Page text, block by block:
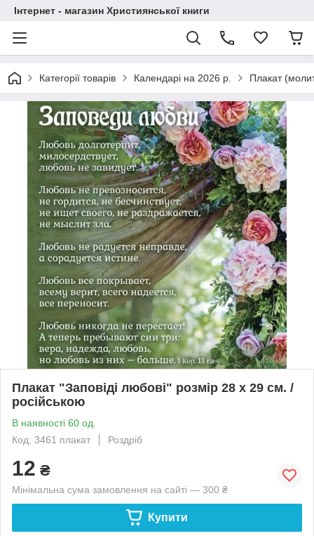
Інтернет - магазин Християнської книги
Категорії товарів Календарі на 2026 р. Плакат
Плакат "Заповіді любові" розмір 28 х 29 см. /
російською
В наявності 60 од.
Код: 3461 плакат
Роздріб
12 ₴
Мінімальна сума замовлення на сайті — 300 ₴
Купити